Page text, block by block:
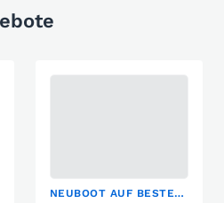
NEUBOOT AUF BESTELLUNG